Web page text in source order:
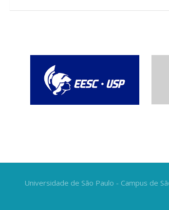
Universidade de São Paulo - Campus de